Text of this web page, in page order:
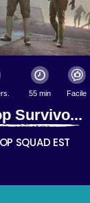
55 min Facile
Survivo...
SQUAD EST